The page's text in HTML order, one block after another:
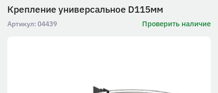
Крепление универсальное D115мм
Артикул: 04439 Проверить наличие